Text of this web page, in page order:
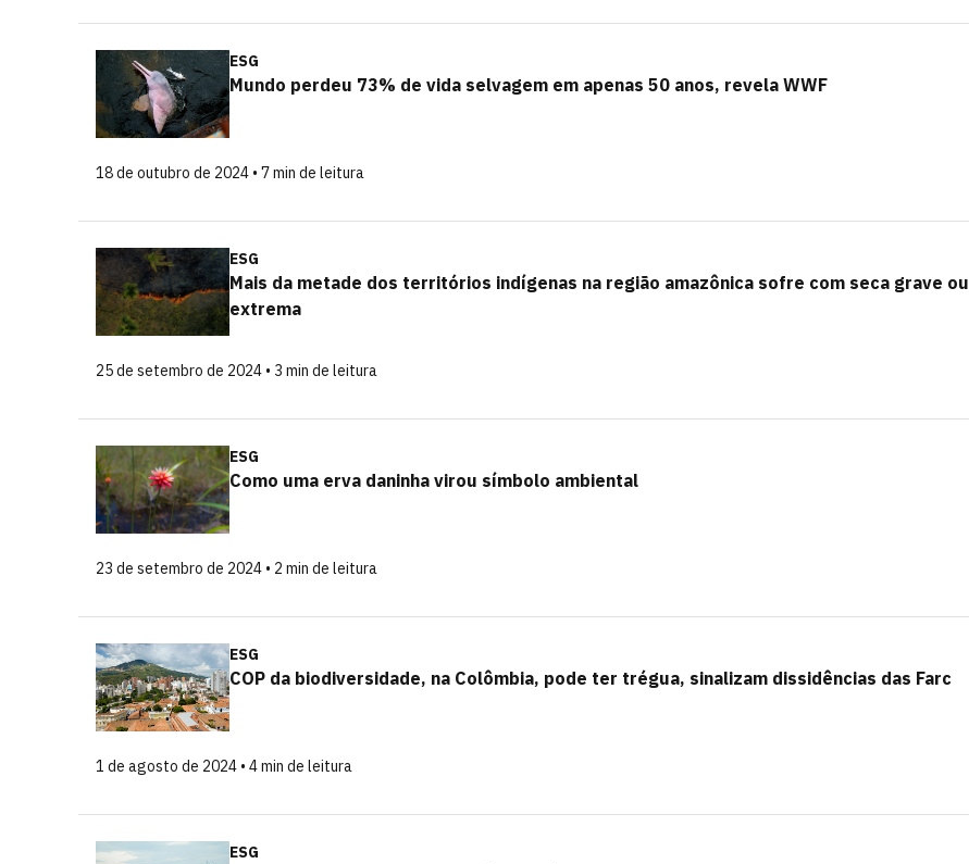
ESG
Mundo perdeu 73% de vida selvagem em apenas 50 anos, revela WWF
18 de outubro de 2024 • 7 min de leitura
ESG
Mais da metade dos territórios indígenas na região amazônica sofre com seca grave ou
extrema
25 de setembro de 2024 • 3 min de leitura
ESG
Como uma erva daninha virou símbolo ambiental
23 de setembro de 2024 • 2 min de leitura
ESG
COP da biodiversidade, na Colômbia, pode ter trégua, sinalizam dissidências das Farc
1 de agosto de 2024 • 4 min de leitura
ESG